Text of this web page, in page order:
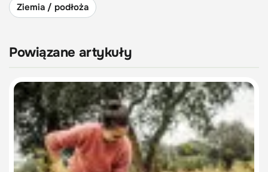
Ziemia / podłoża
Powiązane artykuły